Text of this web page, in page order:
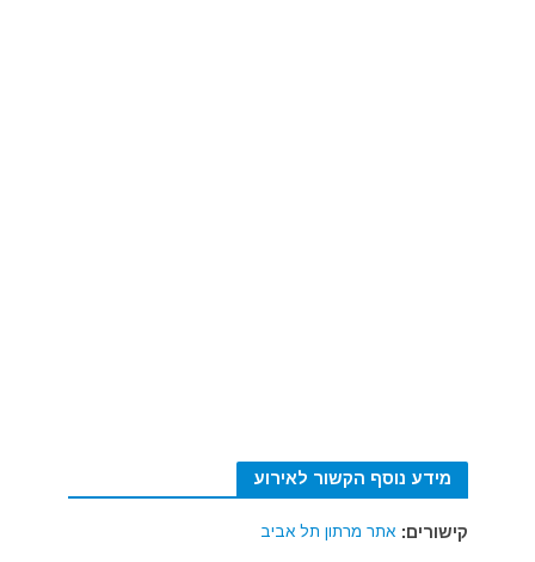
מידע נוסף הקשור לאירוע
קישורים: אתר מרתון תל אביב